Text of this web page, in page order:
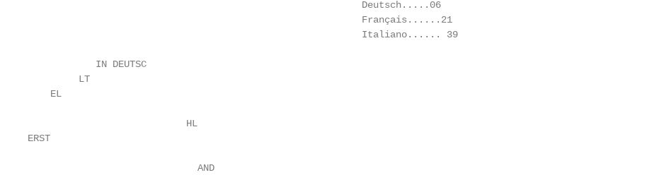
                                                           Deutsch.....06
                                                           Français......21
                                                           Italiano...... 39
            IN DEUTSC
         LT
    EL
                            HL
ERST
                              AND